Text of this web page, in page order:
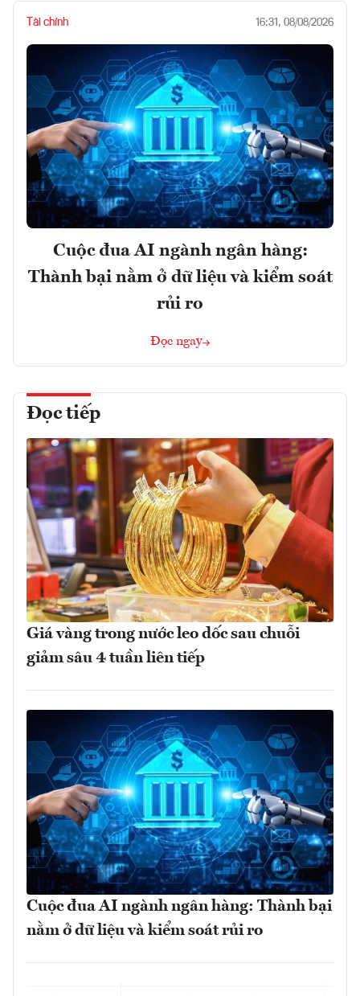
Tài chính 16:31, 08/08/2026
Cuộc đua AI ngành ngân hàng:
Thành bại nằm ở dữ liệu và kiểm soát
rủi ro
Đọc ngay
Đọc tiếp
Giá vàng trong nước leo dốc sau chuỗi
giảm sâu 4 tuần liên tiếp
Cuộc đua AI ngành ngân hàng: Thành bại
nằm ở dữ liệu và kiểm soát rủi ro